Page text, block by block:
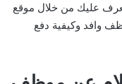
عليك من خلال موقع
وافد وكيفية دفع